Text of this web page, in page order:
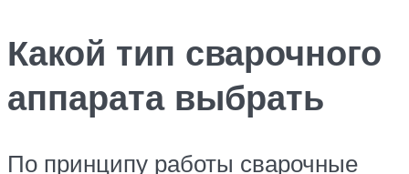
Какой тип сварочного
аппарата выбрать
По принципу работы сварочные